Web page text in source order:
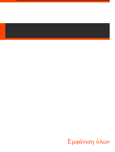
Εμφάνιση όλων